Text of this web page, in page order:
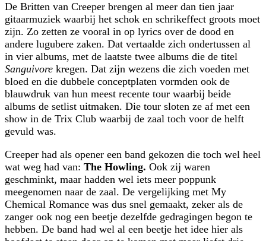
De Britten van Creeper brengen al meer dan tien jaar
gitaarmuziek waarbij het schok en schrikeffect groots moet
zijn. Zo zetten ze vooral in op lyrics over de dood en
andere lugubere zaken. Dat vertaalde zich ondertussen al
in vier albums, met de laatste twee albums die de titel
Sanguivore kregen. Dat zijn wezens die zich voeden met
bloed en die dubbele conceptplaten vormden ook de
blauwdruk van hun meest recente tour waarbij beide
albums de setlist uitmaken. Die tour sloten ze af met een
show in de Trix Club waarbij de zaal toch voor de helft
gevuld was.
Creeper had als opener een band gekozen die toch wel heel
wat weg had van: The Howling. Ook zij waren
geschminkt, maar hadden wel iets meer poppunk
meegenomen naar de zaal. De vergelijking met My
Chemical Romance was dus snel gemaakt, zeker als de
zanger ook nog een beetje dezelfde gedragingen begon te
hebben. De band had wel al een beetje het idee hier als